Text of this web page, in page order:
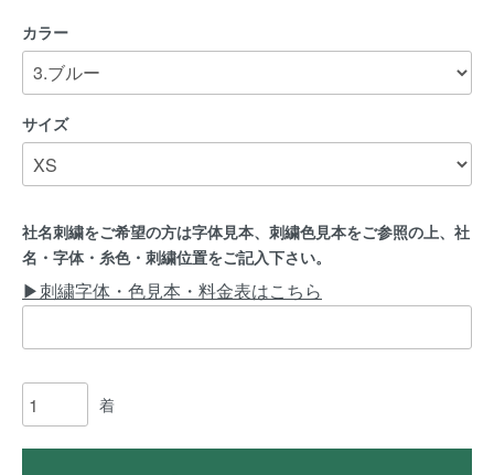
カラー
サイズ
社名刺繍をご希望の方は字体見本、刺繍色見本をご参照の上、社
名・字体・糸色・刺繍位置をご記入下さい。
▶刺繍字体・色見本・料金表はこちら
着